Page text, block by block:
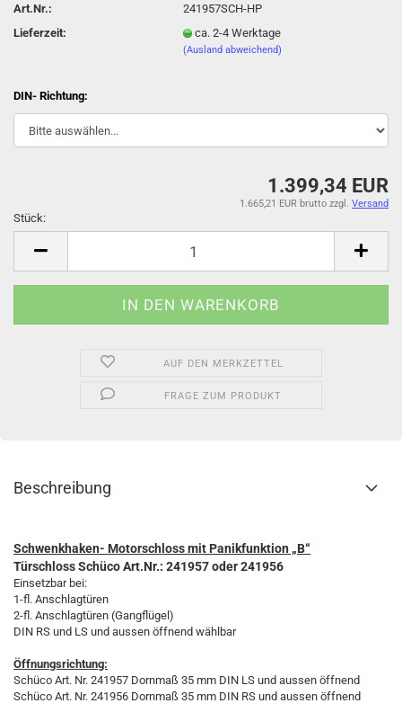
Art.Nr.:
241957SCH-HP
Lieferzeit:
ca. 2-4 Werktage
(Ausland abweichend)
DIN- Richtung:
1.399,34 EUR
1.665,21 EUR brutto zzgl. Versand
Stück:
AUF DEN MERKZETTEL
FRAGE ZUM PRODUKT
Beschreibung
Schwenkhaken- Motorschloss mit Panikfunktion „B“
Türschloss Schüco Art.Nr.: 241957 oder 241956
Einsetzbar bei:
1-fl. Anschlagtüren
2-fl. Anschlagtüren (Gangflügel)
DIN RS und LS und aussen öffnend wählbar
Öffnungsrichtung:
Schüco Art. Nr. 241957 Dornmaß 35 mm DIN LS und aussen öffnend
Schüco Art. Nr. 241956 Dornmaß 35 mm DIN RS und aussen öffnend